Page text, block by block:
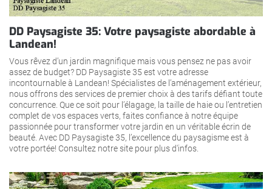
DD Paysagiste 35: Votre paysagiste abordable à
Landean!
Vous rêvez d’un jardin magnifique mais vous pensez ne pas avoir
assez de budget? DD Paysagiste 35 est votre adresse
incontournable à Landean! Spécialistes de l’aménagement extérieur,
nous offrons des services de premier choix à des tarifs défiant toute
concurrence. Que ce soit pour l’élagage, la taille de haie ou l’entretien
complet de vos espaces verts, faites confiance à notre équipe
passionnée pour transformer votre jardin en un véritable écrin de
beauté. Avec DD Paysagiste 35, l’excellence du paysagisme est à
votre portée! Consultez notre site pour plus d'infos.